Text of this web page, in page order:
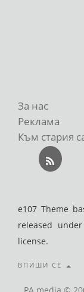
За нас
Реклама
Към стария
e107 Theme
released
license.
ВПИШИ СЕ